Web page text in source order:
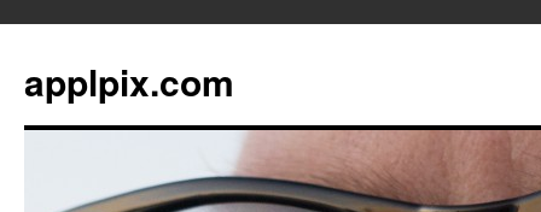
applpix.com